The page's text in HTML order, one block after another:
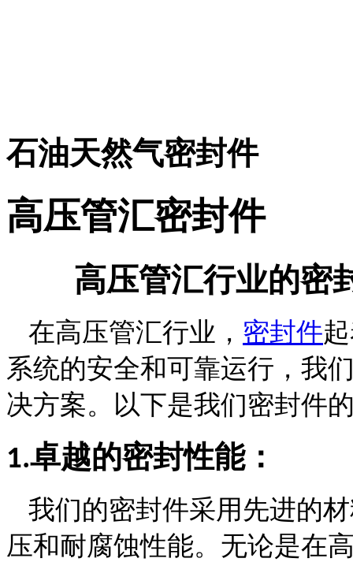
石油天然气密封件
高压管汇密封件
高压管汇行业的密
在高压管汇行业， 密封件
系统的安全和可靠运行，我
决方案。以下是我们密封件
1.卓越的密封性能：
我们的密封件采用先进的
压和耐腐蚀性能。无论是在